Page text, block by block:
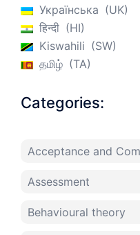
Українська
UK
हिन्दी
HI
Kiswahili
SW
தமிழ்
TA
Categories:
Acceptance and
Assessment
Behavioural theory